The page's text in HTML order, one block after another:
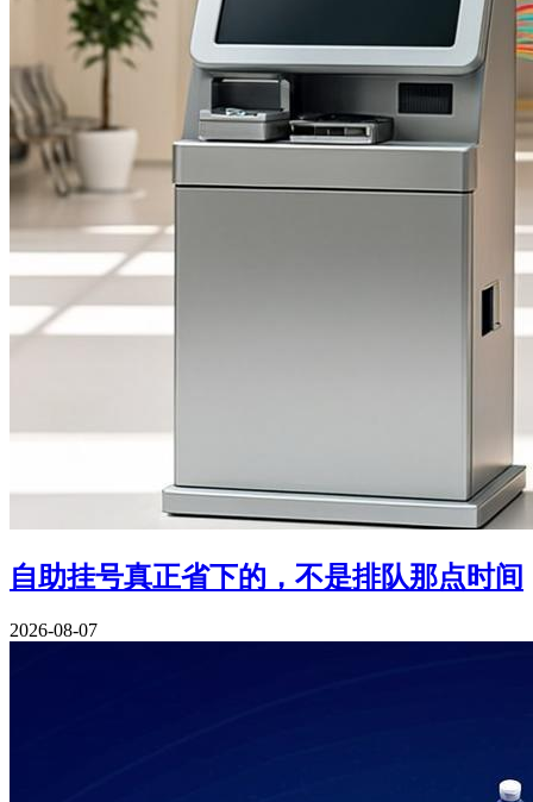
自助挂号真正省下的，不是排队那点时间
2026-08-07